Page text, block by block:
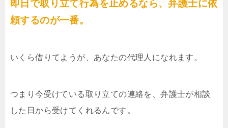
即日で取り立て行為を止めるなら、弁護士に依
頼するのが一番。
いくら借りてようが、あなたの代理人になれます。
つまり今受けている取り立ての連絡を、弁護士が相談
した日から受けてくれるんです。